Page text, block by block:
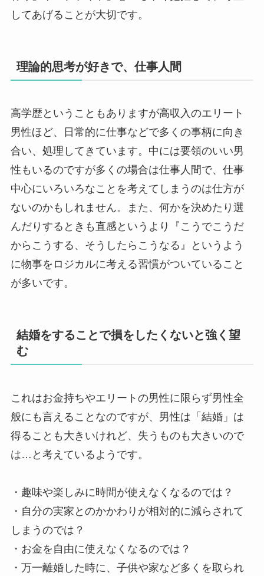
してあげることが大切です。
理論的思考が好きで、仕事人間
高学歴ということもありますが高収入のエリート
男性ほど、日常的に仕事などで多くの事柄に向き
合い、処理してきています。中には要領のいい男
性もいるのですが多くの場合は仕事人間で、仕事
中心にいろいろなことを考えてしまうのは仕方が
ないのかもしれません。また、何かを決めたり選
んだりするときも直感というより『こうでこうだ
からこうする、そうしたらこうなる』というよう
に物事をロジカルに考える習慣がついていること
が多いです。
結婚をすることで損をしたくないと強く望
む
これはお金持ちやエリートの男性に限らず男性全
般にも言えることなのですが、男性は「結婚」は
得ることも大きいけれど、失うものも大きいので
は…と考えているようです。
・趣味や楽しみに時間が使えなくなるのでは？
・自分の実家とのかかわりが相対的に減らされて
しまうのでは？
・お金を自由に使えなくなるのでは？
・万一離婚した時に、子供や家など多くを取られ